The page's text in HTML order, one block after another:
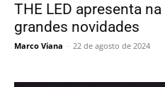
THE LED apresenta
grandes novidades
Marco Viana - 22 de agosto de 2024